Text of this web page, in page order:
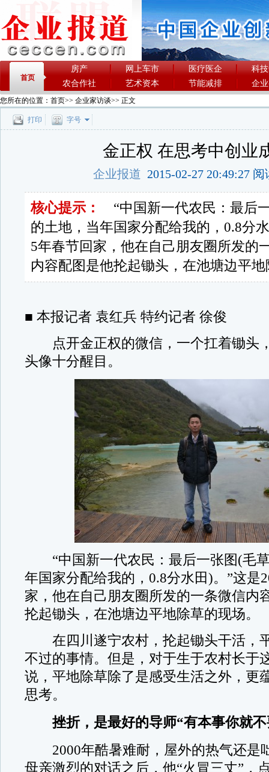
首页
房产 网上车市 医疗医企
科
农合作社
艺术资本 节能减排 企
您所在的位置： 首页>> 企业家访谈>> 正文
打印 字号
金正权 在思考中创业
企业报道 2015-02-27 20:49:27
核心提示：
“中国新一代农民：最后
的土地，当年国家分配给我的，0.8分
5年春节回家，他在自己朋友圈所发的
内容配图是他抡起锄头，在池塘边平
■ 本报记者 袁红兵 特约记者 徐俊
点开金正权的微信，一个扛着锄头
头像十分醒目。
“中国新一代农民：最后一张图(毛
年国家分配给我的，0.8分水田)。”这是
家，他在自己朋友圈所发的一条微信内
抡起锄头，在池塘边平地除草的现场。
在四川遂宁农村，抡起锄头干活，
不过的事情。但是，对于生于农村长于
说，平地除草除了是感受生活之外，更
思考。
挫折，是最好的导师“有本事你就
2000年酷暑难耐，屋外的热气还是
母亲激烈的对话之后，他“火冒三丈”，